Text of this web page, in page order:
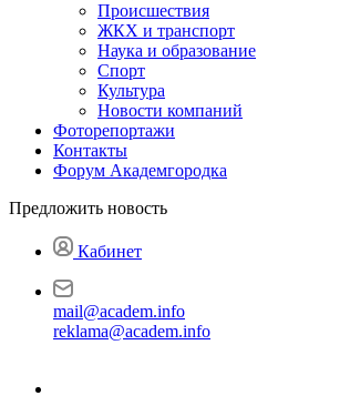
Происшествия
ЖКХ и транспорт
Наука и образование
Спорт
Культура
Новости компаний
Фоторепортажи
Контакты
Форум Академгородка
Предложить новость
Кабинет
mail@academ.info
reklama@academ.info